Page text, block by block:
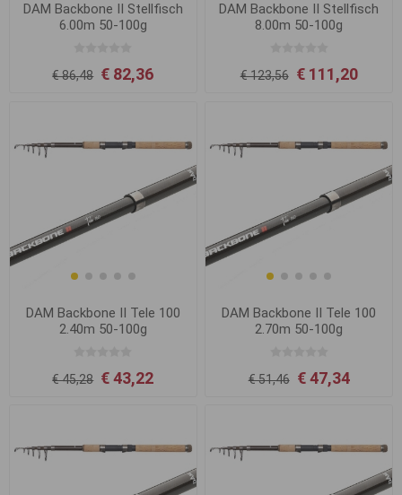
DAM Backbone II Stellfisch
6.00m 50-100g
€ 86,48 € 82,36
DAM Backbone II Stellfisch
8.00m 50-100g
€ 123,56 € 111,20
DAM Backbone II Tele 100
2.40m 50-100g
€ 45,28 € 43,22
DAM Backbone II Tele 100
2.70m 50-100g
€ 51,46 € 47,34